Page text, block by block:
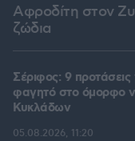
Αφροδίτη στον
ζώδια
Σέριφος: 9 προτάσεις
φαγητό στο όμορφο
Κυκλάδων
05.08.2026, 11:20